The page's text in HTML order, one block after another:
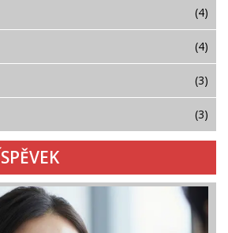
(4)
(4)
(3)
(3)